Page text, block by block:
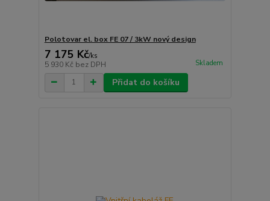
Polotovar el. box FE 07 / 3kW nový design
7 175 Kč/ks
5 930 Kč bez DPH Skladem
Přidat do košíku